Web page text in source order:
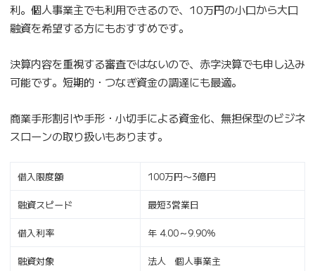
利。個人事業主でも利用できるので、10万円の小口から大口
融資を希望する方にもおすすめです。
決算内容を重視する審査ではないので、赤字決算でも申し込み
可能です。短期的・つなぎ資金の調達にも最適。
商業手形割引や手形・小切手による資金化、無担保型のビジネ
スローンの取り扱いもあります。
借入限度額 100万円〜3億円
融資スピード 最短3営業日
借入利率 年 4.00～9.90％
融資対象 法人 個人事業主